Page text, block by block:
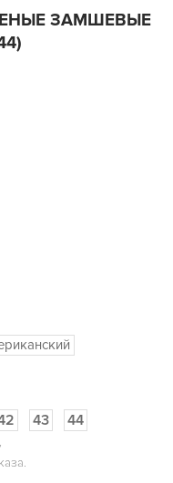
ЗАМШЕВЫЕ
43 44